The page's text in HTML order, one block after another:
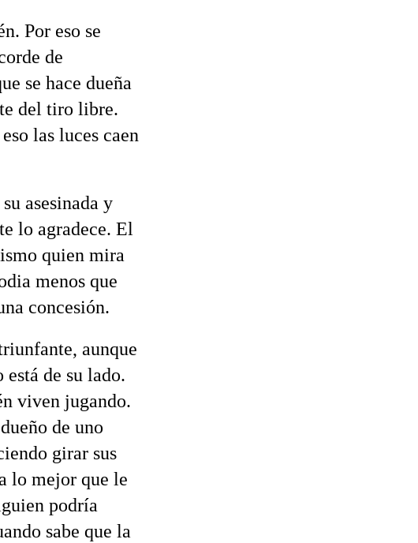
Por eso se
de
se hace dueña
del tiro libre.
las luces caen
asesinada y
lo agradece. El
quien mira
menos que
concesión.
aunque
de su lado.
viven jugando.
de uno
girar sus
lo mejor que le
podría
sabe que la